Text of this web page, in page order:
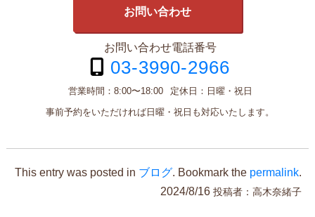
お問い合わせ
お問い合わせ電話番号
03-3990-2966
営業時間： 8:00〜18:00 定休日： 日曜・祝日
事前予約をいただければ日曜・祝日も対応いたします。
This entry was posted in ブログ. Bookmark the permalink.
2024/8/16 投稿者：高木奈緒子